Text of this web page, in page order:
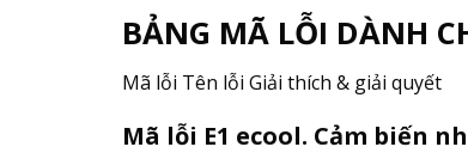
BẢNG MÃ LỖI DÀNH
Mã lỗi Tên lỗi Giải thích & giải quyết
Mã lỗi E1 ecool. Cảm biến